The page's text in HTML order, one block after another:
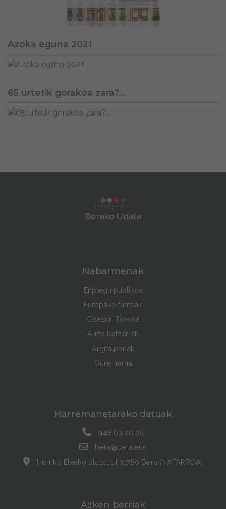
Azoka eguna 2021
65 urtetik gorakoa zara?...
Berako Udala
Nabarmenak
Enplegu publikoa
Europako funtsak
Osasun Txokoa
Auzo batzarrak
Argitalpenak
Gure herria
Harremanetarako datuak
948 63 00 05
bera@bera.eus
Herriko Etxeko plaza, 1 | 31780 Bera (NAFARROA)
Azken berriak